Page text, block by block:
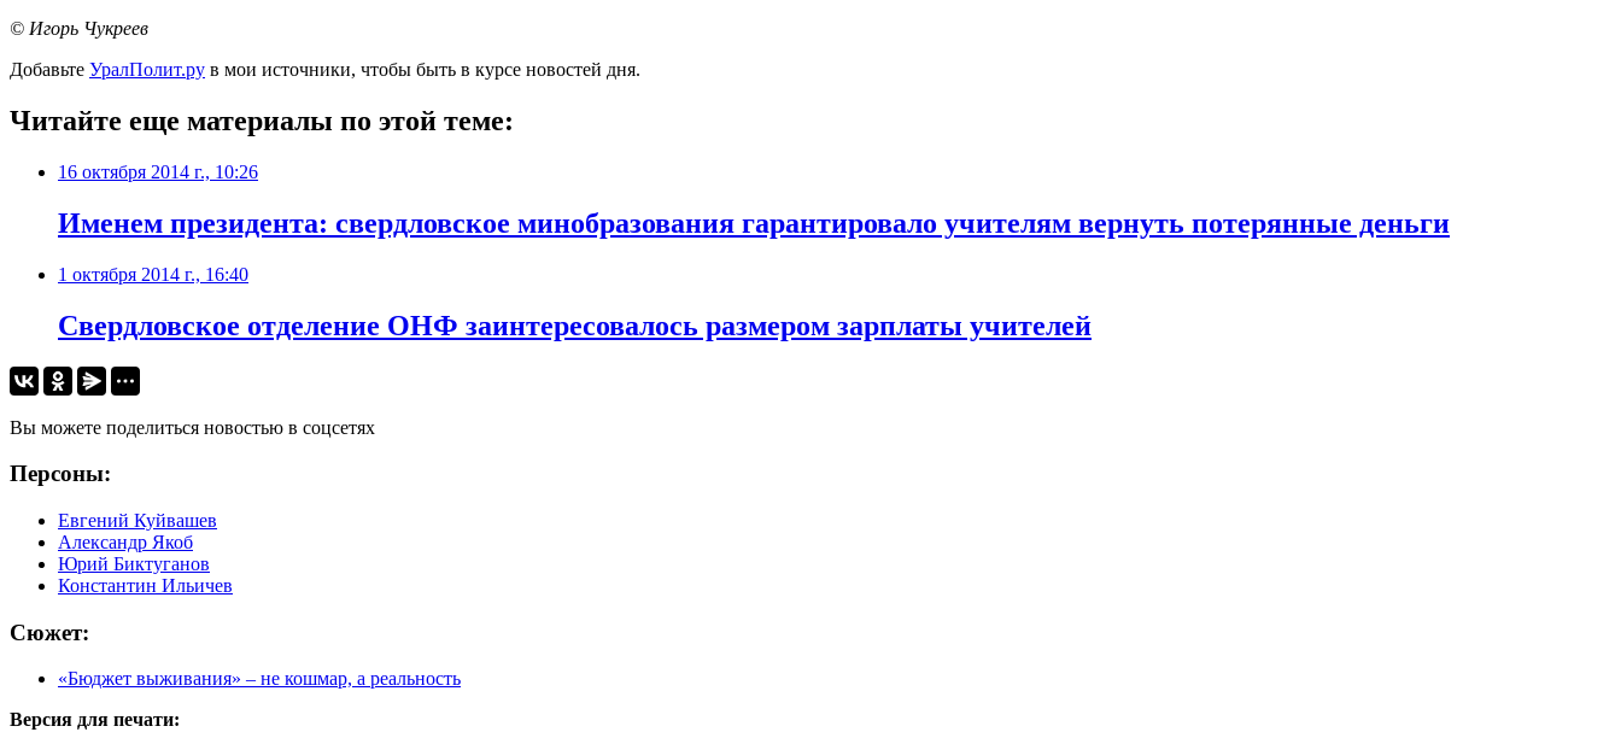
© Игорь Чукреев
Добавьте УралПолит.ру в мои источники, чтобы быть в курсе новостей дня.
Читайте еще материалы по этой теме:
16 октября 2014 г., 10:26
Именем президента: свердловское минобразования гарантировало учителям вернуть потерянные деньги
1 октября 2014 г., 16:40
Свердловское отделение ОНФ заинтересовалось размером зарплаты учителей
Вы можете поделиться новостью в соцсетях
Персоны:
Евгений Куйвашев
Александр Якоб
Юрий Биктуганов
Константин Ильичев
Сюжет:
«Бюджет выживания» – не кошмар, а реальность
Версия для печати: